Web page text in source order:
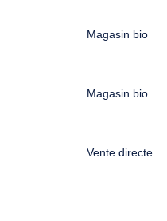
Magasin bio
Magasin bio
Vente directe